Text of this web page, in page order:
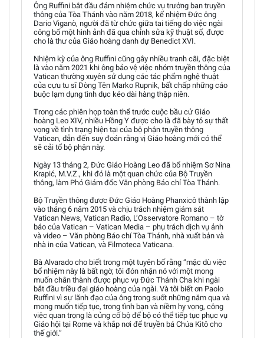
Ông Ruffini bắt đầu đảm nhiệm chức vụ trưởng ban truyền
thông của Tòa Thánh vào năm 2018, kế nhiệm Đức ông
Dario Viganò, người đã từ chức giữa tai tiếng do việc ngài
công bố một hình ảnh đã qua chỉnh sửa kỹ thuật số, được
cho là thư của Giáo hoàng danh dự Benedict XVI.
Nhiệm kỳ của ông Ruffini cũng gây nhiều tranh cãi, đặc biệt
là vào năm 2021 khi ông bảo vệ việc nhóm truyền thông của
Vatican thường xuyên sử dụng các tác phẩm nghệ thuật
của cựu tu sĩ Dòng Tên Marko Rupnik, bất chấp những cáo
buộc lạm dụng tình dục kéo dài hàng thập niên.
Trong các phiên họp toàn thể trước cuộc bầu cử Giáo
hoàng Leo XIV, nhiều Hồng Y được cho là đã bày tỏ sự thất
vọng về tình trạng hiện tại của bộ phận truyền thông
Vatican, dẫn đến suy đoán rằng vị Giáo hoàng mới có thể
sẽ cải tổ bộ phận này.
Ngày 13 tháng 2, Đức Giáo Hoàng Leo đã bổ nhiệm Sơ Nina
Krapić, M.V.Z., khi đó là một quan chức của Bộ Truyền
thông, làm Phó Giám đốc Văn phòng Báo chí Tòa Thánh.
Bộ Truyền thông được Đức Giáo Hoàng Phanxicô thành lập
vào tháng 6 năm 2015 và chịu trách nhiệm giám sát
Vatican News, Vatican Radio, L’Osservatore Romano – tờ
báo của Vatican – Vatican Media – phụ trách dịch vụ ảnh
và video – Văn phòng Báo chí Tòa Thánh, nhà xuất bản và
nhà in của Vatican, và Filmoteca Vaticana.
Bà Alvarado cho biết trong một tuyên bố rằng “mặc dù việc
bổ nhiệm này là bất ngờ, tôi đón nhận nó với một mong
muốn chân thành được phục vụ Đức Thánh Cha khi ngài
bắt đầu triều đại giáo hoàng của ngài. Và tôi biết ơn Paolo
Ruffini vì sự lãnh đạo của ông trong suốt những năm qua và
mong muốn tiếp tục, trong tình bạn và niềm hy vọng, công
việc quan trọng là củng cố bộ để bộ có thể tiếp tục phục vụ
Giáo hội tại Rome và khắp nơi để truyền bá Chúa Kitô cho
thế giới.”